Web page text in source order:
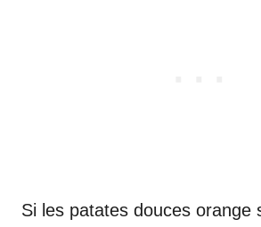
Si les patates douces orange